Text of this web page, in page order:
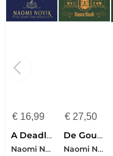
€16,99
A Deadly Education
Naomi Novik
€27,50
De Gouden Enclaves
Naomi Novik